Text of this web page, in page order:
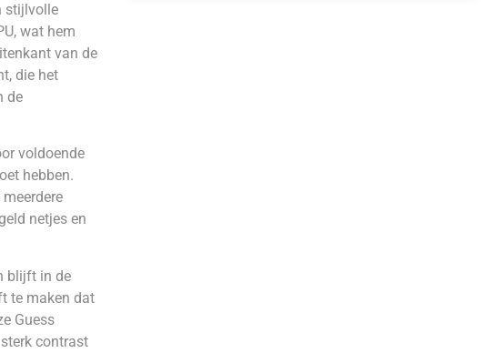
stijlvolle
wat hem
van de
die het
de
voldoende
hebben.
netjes en
blijft in de
te maken dat
Guess
contrast